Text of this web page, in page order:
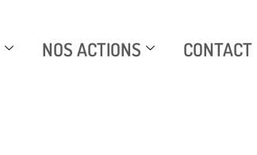
NOS ACTIONS CONTACT